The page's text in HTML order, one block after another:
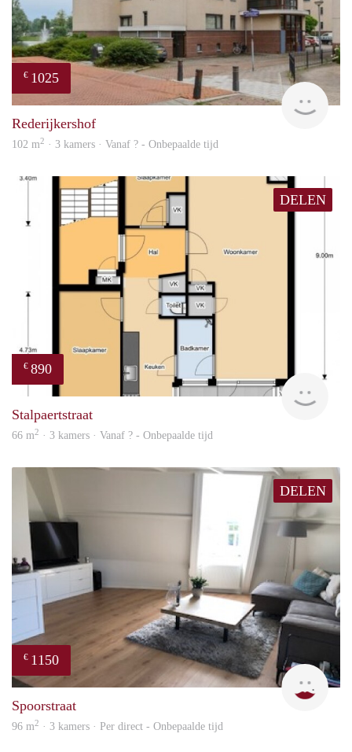
€ 1025
Rederijkershof
102 m2 · 3 kamers · Vanaf ? - Onbepaalde tijd
DELEN
€ 890
Stalpaertstraat
66 m2 · 3 kamers · Vanaf ? - Onbepaalde tijd
DELEN
€ 1150
Max
Spoorstraat
96 m2 · 3 kamers · Per direct - Onbepaalde tijd